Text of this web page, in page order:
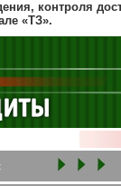
контроля
«ТЗ».